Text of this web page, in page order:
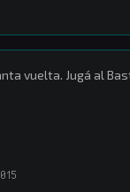
vuelta. Jugá al